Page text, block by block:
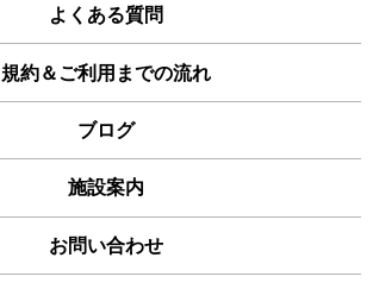
よくある質問
規約＆ご利用までの流れ
ブログ
施設案内
お問い合わせ